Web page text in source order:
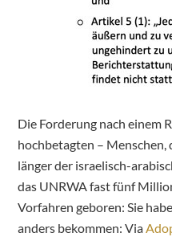
Die Forderung nach einem
hochbetagten – Menschen,
länger der israelisch-
das UNRWA fast fünf
Vorfahren geboren: Sie
anders bekommen: Via